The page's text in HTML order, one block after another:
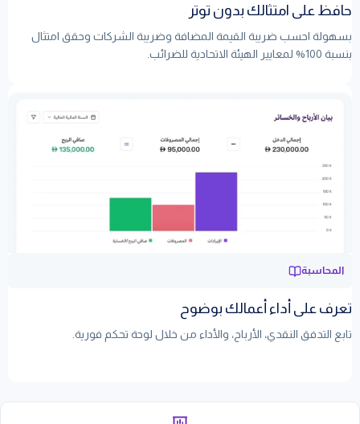
حافظ على امتثالك بدون توتر
بسهولة احسب ضريبة القيمة المضافة وضريبة الشركات وحقق امتثال
بنسبة 100% لمعايير الهيئة الاتحادية للضرائب.
المحاسبة
تعرف على أداء أعمالك بوضوح
تابع التدفق النقدي، الأرباح، والأداء من خلال لوحة تحكم فورية.